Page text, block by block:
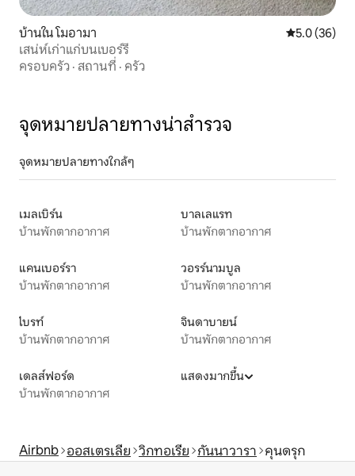
บ้านใน โมอามา คะแนนเฉลี่ย
5.0 (36)
เสน่ห์เก่าแก่บนเบอร์รี่
ครอบครัว · สถานที่ · ครัว
จุดหมายปลายทางน่าสำรวจ
จุดหมายปลายทางใกล้ๆ
เมลเบิร์น
บ้านพักตากอากาศ
บาลเลแรท
บ้านพักตากอากาศ
แคนเบอร์รา
บ้านพักตากอากาศ
วอรร์นามบูล
บ้านพักตากอากาศ
ไบรท์
บ้านพักตากอากาศ
จินดาบายน์
บ้านพักตากอากาศ
เดลส์ฟอร์ด
บ้านพักตากอากาศ
แสดงมากขึ้น
Airbnb ออสเตรเลีย วิกทอเรีย กันนาวารา คุนดรุก